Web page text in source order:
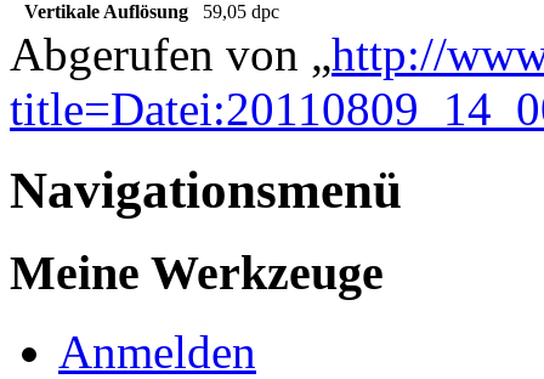
Vertikale Auflösung
59,05 dpc
Abgerufen von „http://
Navigationsmenü
Meine Werkzeuge
Anmelden